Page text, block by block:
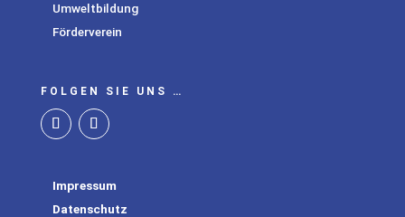
Umweltbildung
Förderverein
FOLGEN SIE UNS …
Impressum
Datenschutz